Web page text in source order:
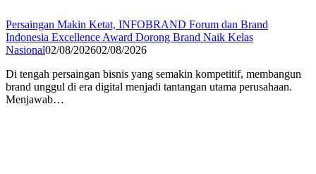
Persaingan Makin Ketat, INFOBRAND Forum dan Brand
Indonesia Excellence Award Dorong Brand Naik Kelas
Nasional02/08/202602/08/2026
Di tengah persaingan bisnis yang semakin kompetitif, membangun
brand unggul di era digital menjadi tantangan utama perusahaan.
Menjawab…